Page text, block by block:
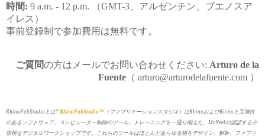
時間: 9 a.m. - 12 p.m.
（GMT-3、アルゼンチン、ブエノスア
イレス）
事前登録制で参加費用は無料です。
ご質問の方はメールでお問い合わせください: Arturo de la
Fuente （ arturo@arturodelafuente.com ）
RhinoFabStudioとは? RhinoFabStudio™ （ファブリケーションスタジオ）はRhinoおよびRhinoと互換性
のあるソフトウェア、コンピューター制御のツール、トレーニングを一通り揃えた、McNeelの認証する小
規模なデジタルワークショップです。これらのツールはほとんどあらゆる物をデザイン、解析、ファブリ